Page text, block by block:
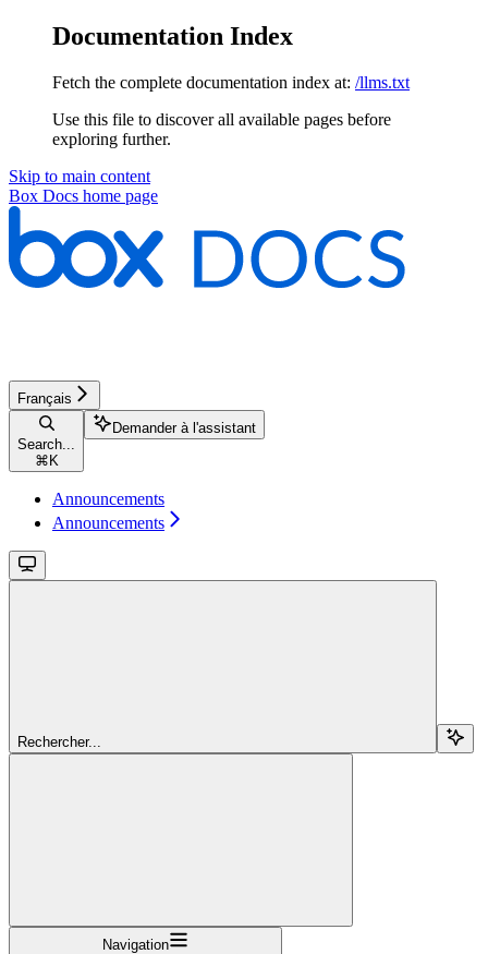
Documentation Index
Fetch the complete documentation index at: /llms.txt
Use this file to discover all available pages before
exploring further.
Skip to main content
Box Docs home page
Français
Search...
⌘ K
Demander à l'assistant
Announcements
Announcements
Rechercher...
Navigation